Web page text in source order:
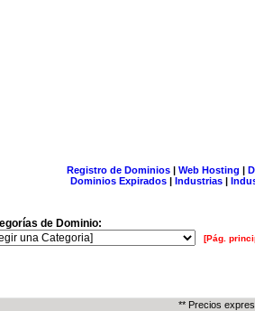
Registro de Dominios| Web Hosting |
Dominios Expirados | Industrias |
de Dominio:
[Pág.
** Precios